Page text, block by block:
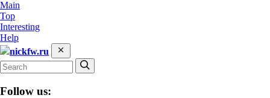
Main
Top
Interesting
Help
nickfw.ru
Follow us: